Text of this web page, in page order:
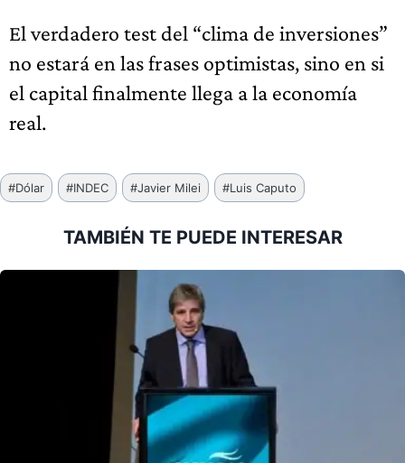
El verdadero test del “clima de inversiones”
no estará en las frases optimistas, sino en si
el capital finalmente llega a la economía
real.
Etiquetas
de
#Dólar #INDEC #Javier Milei #Luis Caputo
TAMBIÉN TE PUEDE INTERESAR